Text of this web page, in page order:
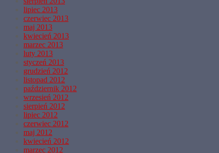
lipiec 2013
czerwiec 2013
maj 2013
kwiecień 2013
marzec 2013
luty 2013
styczeń 2013
grudzień 2012
listopad 2012
październik 2012
wrzesień 2012
sierpień 2012
lipiec 2012
czerwiec 2012
maj 2012
kwiecień 2012
marzec 2012